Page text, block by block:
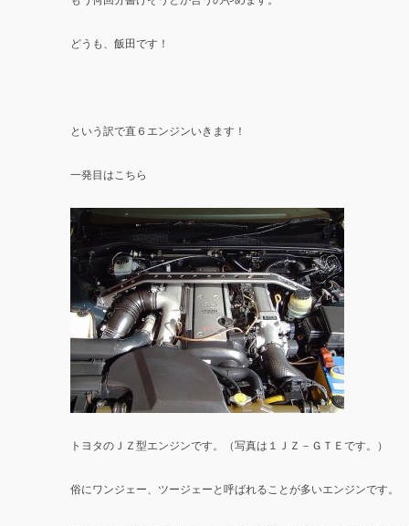
どうも、飯田です！
という訳で直６エンジンいきます！
一発目はこちら
トヨタのＪＺ型エンジンです。（写真は１ＪＺ－ＧＴＥです。）
俗にワンジェー、ツージェーと呼ばれることが多いエンジンです。